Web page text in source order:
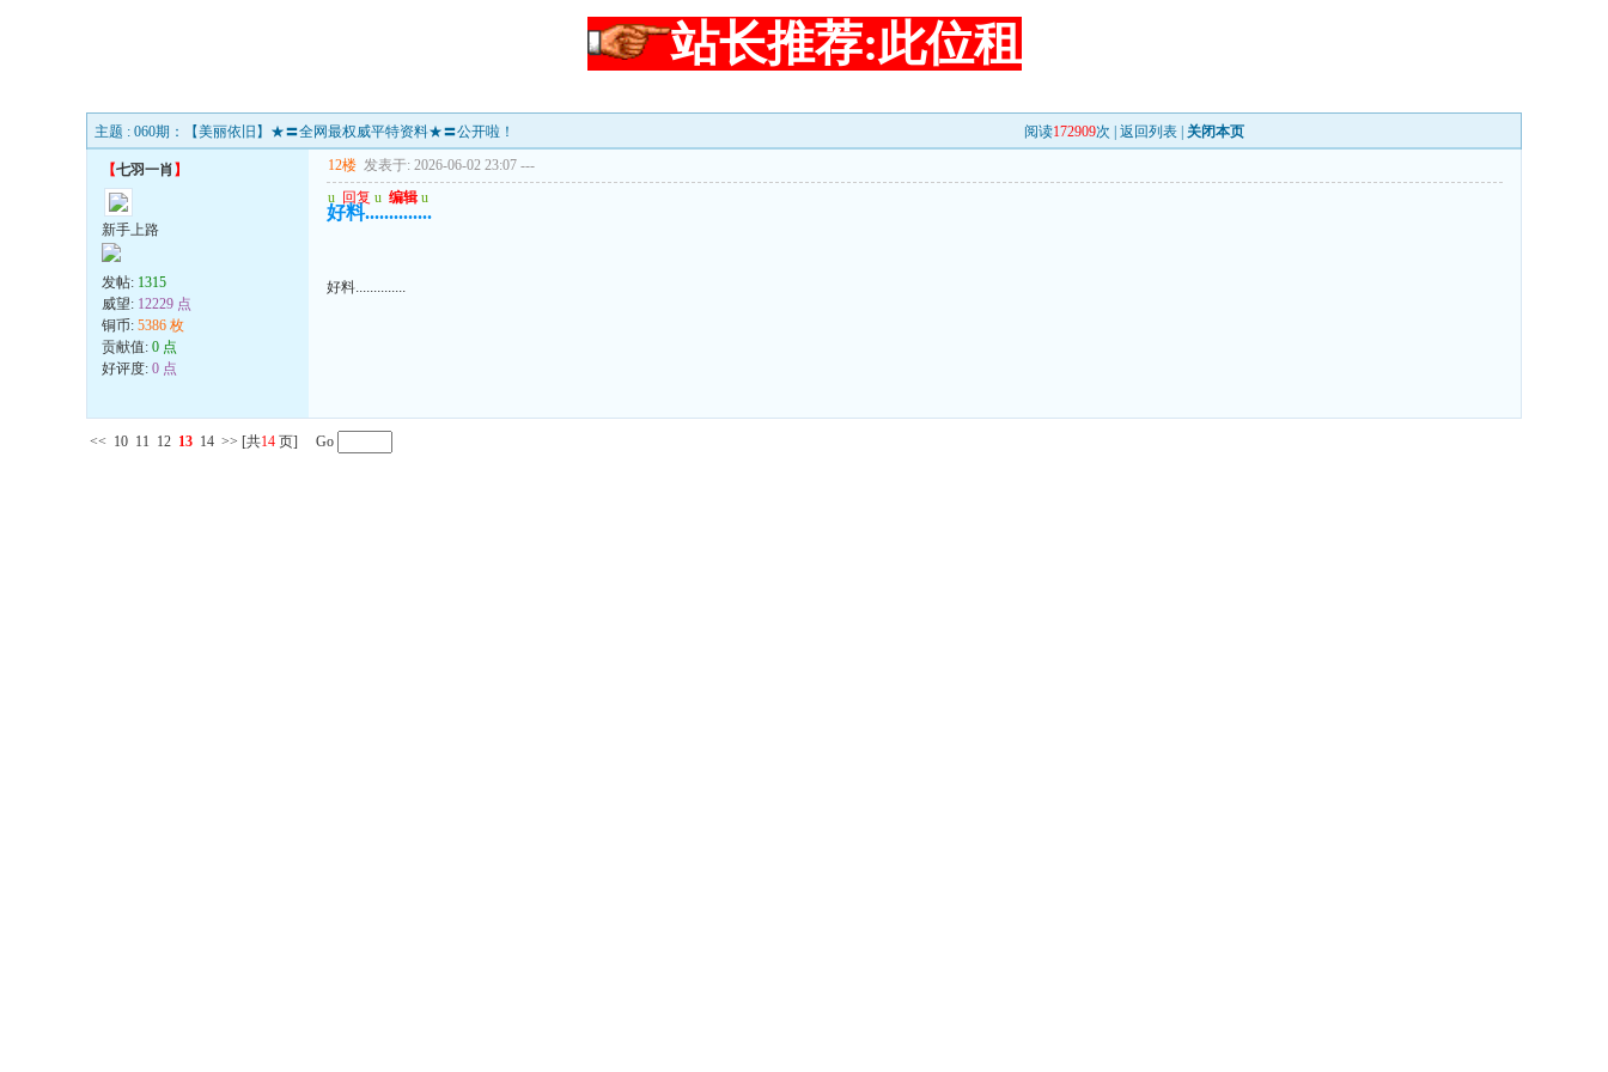
站长推荐:此位租
主题 : 060期：【美丽依旧】★〓全网最权威平特资料★〓公开啦！ 阅读172909次 | 返回列表 关闭本页
【七羽一肖 】
新手上路
发帖: 1315
威望: 12229 点
铜币: 5386 枚
贡献值: 0 点
好评度: 0 点
12楼 发表于: 2026-06-02 23:07 ---
u 回复 u 编辑 u
好料..............
好料..............
<< 10 11 12 13 14 >> [共14 页] Go